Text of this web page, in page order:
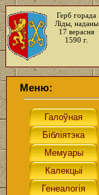
Герб горада
Ліды, наданы
17 верасня
1590 г.
Меню: